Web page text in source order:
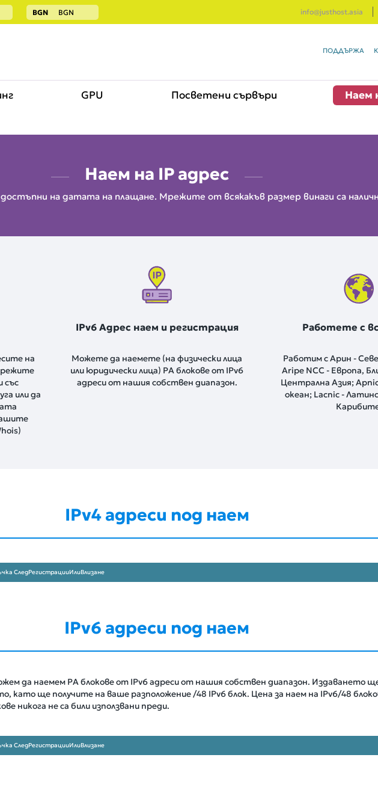
BGN BGN info@justhost.asia
ПОДДЪРЖА
GPU Посветени сървъри Наем
Наем на IP адрес
на датата на плащане. Мрежите от всякакъв размер винаги са
на
със
или да
IPv6 Адрес наем и регистрация
Можете да наемете (на физически лица
или юридически лица) PA блокове от IPv6
адреси от нашия собствен диапазон.
Работете с
Работим с Арин -
Aripe NCC - Европа,
Централна Азия; Apnic
океан; Lacnic -
IPv4 адреси под наем
СледРегистрацииИлиВлизане
IPv6 адреси под наем
да наемем PA блокове от IPv6 адреси от нашия собствен диапазон. Издаването
като ще получите на ваше разположение /48 IPv6 блок. Цена за наем на IPv6/48
никога не са били използвани преди.
СледРегистрацииИлиВлизане